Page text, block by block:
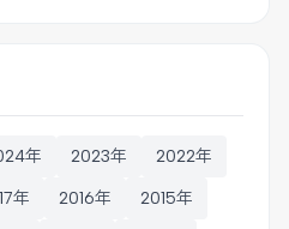
年 2023年 2022年
年 2016年 2015年